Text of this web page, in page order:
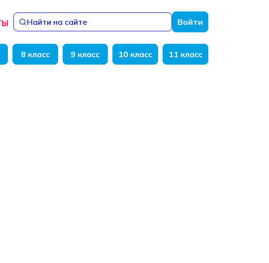
Найти на сайте Войти
8 класс 9 класс 10 класс 11 класс